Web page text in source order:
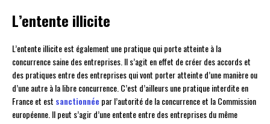
L’entente illicite
L’entente illicite est également une pratique qui porte atteinte à la
concurrence saine des entreprises. Il s’agit en effet de créer des accords et
des pratiques entre des entreprises qui vont porter atteinte d’une manière ou
d’une autre à la libre concurrence. C’est d’ailleurs une pratique interdite en
France et est sanctionnée par l’autorité de la concurrence et la Commission
européenne. Il peut s’agir d’une entente entre des entreprises du même